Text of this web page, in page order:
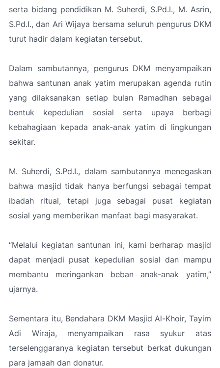
serta bidang pendidikan M. Suherdi, S.Pd.I., M. Asrin,
S.Pd.I., dan Ari Wijaya bersama seluruh pengurus DKM
turut hadir dalam kegiatan tersebut.
Dalam sambutannya, pengurus DKM menyampaikan
bahwa santunan anak yatim merupakan agenda rutin
yang dilaksanakan setiap bulan Ramadhan sebagai
bentuk kepedulian sosial serta upaya berbagi
kebahagiaan kepada anak-anak yatim di lingkungan
sekitar.
M. Suherdi, S.Pd.I., dalam sambutannya menegaskan
bahwa masjid tidak hanya berfungsi sebagai tempat
ibadah ritual, tetapi juga sebagai pusat kegiatan
sosial yang memberikan manfaat bagi masyarakat.
“Melalui kegiatan santunan ini, kami berharap masjid
dapat menjadi pusat kepedulian sosial dan mampu
membantu meringankan beban anak-anak yatim,”
ujarnya.
Sementara itu, Bendahara DKM Masjid Al-Khoir, Tayim
Adi Wiraja, menyampaikan rasa syukur atas
terselenggaranya kegiatan tersebut berkat dukungan
para jamaah dan donatur.